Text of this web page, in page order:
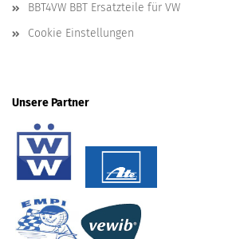
BBT4VW BBT Ersatzteile für VW
Cookie Einstellungen
Unsere Partner